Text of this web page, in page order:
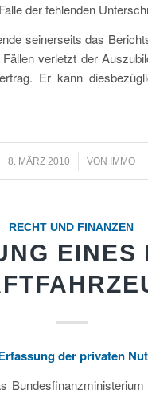
der fehlenden
seinerseits das
verletzt der
Er kann
8. MÄRZ 2010
/ VON IMMO
RECHT UND FINANZEN
der privaten